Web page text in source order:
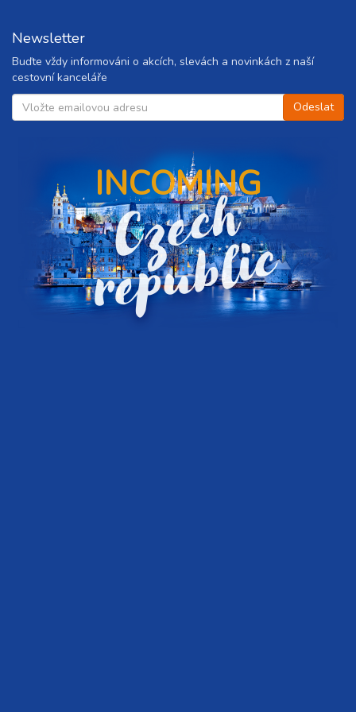
Newsletter
Buďte vždy informováni o akcích, slevách a novinkách z naší
cestovní kanceláře
INCOMING
C
z
e
c
h
r
e
p
u
b
l
i
c